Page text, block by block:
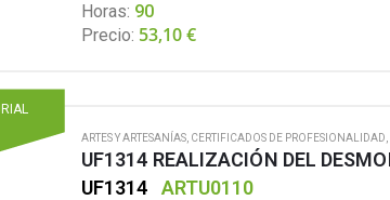
Horas: 90
Precio: 53,10€
ARTES Y ARTESANÍAS, CERTIFICADOS DE PROFESIONALIDAD,
UF1314 ARTU0110